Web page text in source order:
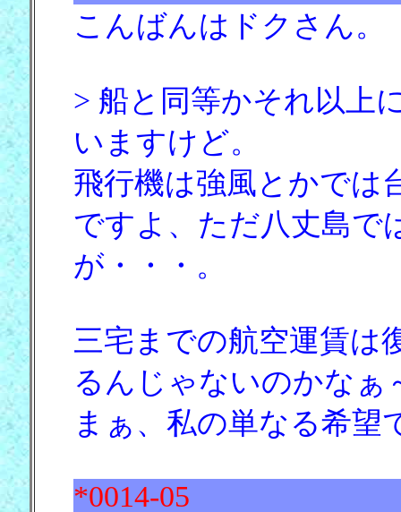
こんばんはドクさん。
> 船と同等かそれ以上
いますけど。
飛行機は強風とかでは
ですよ、ただ八丈島で
が・・・。
三宅までの航空運賃は
るんじゃないのかなぁ
まぁ、私の単なる希望
*0014-05